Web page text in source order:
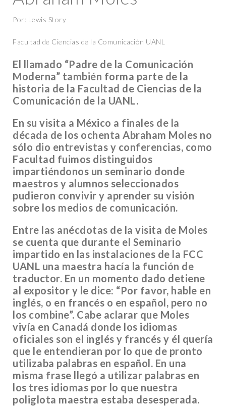
Por: Lewis Story
Facultad de Ciencias de la Comunicación UANL
El llamado “Padre de la Comunicación
Moderna” también forma parte de la
historia de la Facultad de Ciencias de la
Comunicación de la UANL.
En su visita a México a finales de la
década de los ochenta Abraham Moles no
sólo dio entrevistas y conferencias, como
Facultad fuimos distinguidos
impartiéndonos un seminario donde
maestros y alumnos seleccionados
pudieron convivir y aprender su visión
sobre los medios de comunicación.
Entre las anécdotas de la visita de Moles
se cuenta que durante el Seminario
impartido en las instalaciones de la FCC
UANL una maestra hacía la función de
traductor. En un momento dado detiene
al expositor y le dice: “Por favor, hable en
inglés, o en francés o en español, pero no
los combine”. Cabe aclarar que Moles
vivía en Canadá donde los idiomas
oficiales son el inglés y francés y él quería
que le entendieran por lo que de pronto
utilizaba palabras en español. En una
misma frase llegó a utilizar palabras en
los tres idiomas por lo que nuestra
poliglota maestra estaba desesperada.